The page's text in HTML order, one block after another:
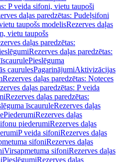
P veida sifoni, vietu taupoši
daļas paredzētas: Pudeļsifoni
taupošs modelisRezerves daļas
vietu taupošs
daļas paredzētas:
Rezerves daļas paredzētas:
Pieslēguma
caurulesPagarinājumiAktivizācijas
Rezerves daļas paredzētas: Noteces
daļas paredzētas: P veida
Rezerves daļas paredzētas:
īscauruleRezerves daļas
PiederumiRezerves daļas
piederumiRezerves daļas
P veida sifoniRezerves daļas
sifoniRezerves daļas
Virsapmetuma sifoniRezerves daļas
PieslēgumiRezerves daļas